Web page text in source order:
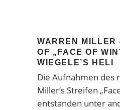
WARREN MILLER
OF „FACE OF
WIEGELE’S HELI
Die Aufnahmen des
Miller’s Streifen
entstanden unter